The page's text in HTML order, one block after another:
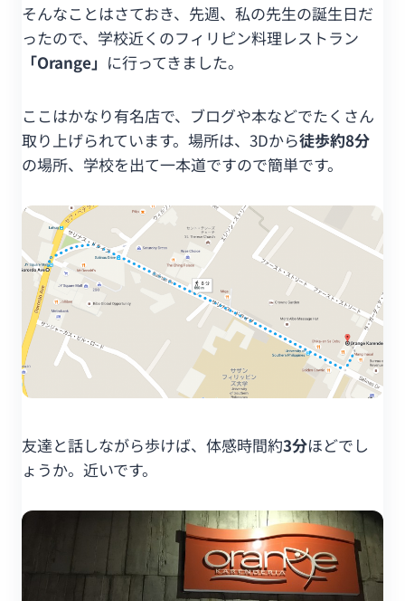
そんなことはさておき、先週、私の先生の誕生日だ
ったので、学校近くのフィリピン料理レストラン
「Orange」 に行ってきました。
ここはかなり有名店で、ブログや本などでたくさん
取り上げられています。場所は、3Dから徒歩約8分
の場所、学校を出て一本道ですので簡単です。
友達と話しながら歩けば、体感時間約3分ほどでし
ょうか。近いです。